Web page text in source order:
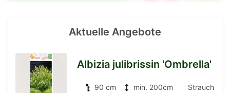
Aktuelle Angebote
zur
Albizia julibrissin 'Ombrella'
90 cm min. 200cm
Strauch